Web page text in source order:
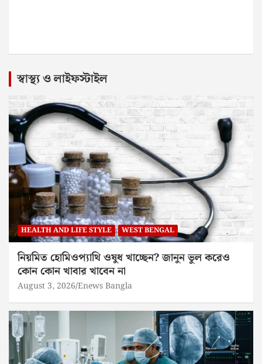
স্বাস্থ্য ও লাইফস্টাইল
HEALTH AND LIFE STYLE WEST BENGAL
নিয়মিত হোমিওপ্যাথি ওষুধ খাচ্ছেন? জানুন ভুল করেও
কোন কোন খাবার খাবেন না
August 3, 2026 Enews Bangla